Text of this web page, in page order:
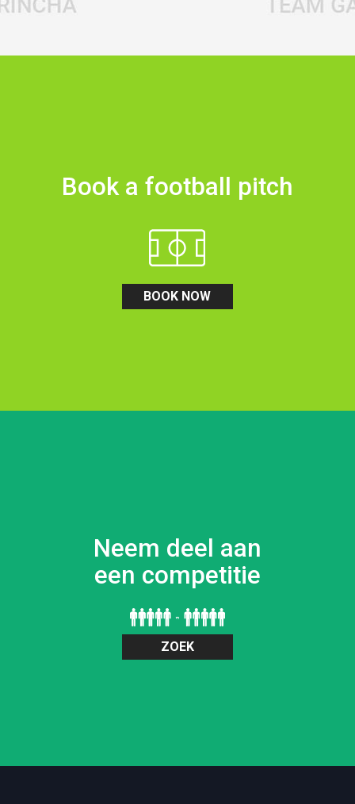
Book a football pitch
BOOK NOW
Neem deel aan
een competitie
ZOEK